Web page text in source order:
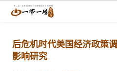
后危机时代美国经济政策
影响研究